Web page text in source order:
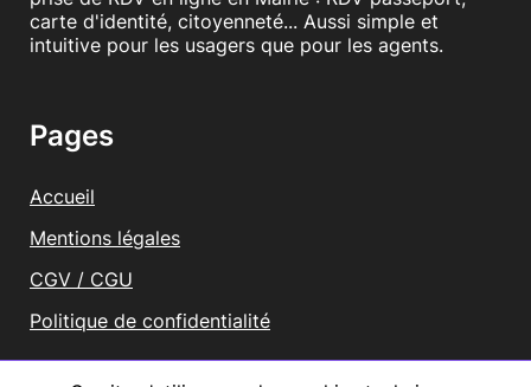
carte d'identité, citoyenneté... Aussi simple et
intuitive pour les usagers que pour les agents.
Pages
Accueil
Mentions légales
CGV / CGU
Politique de confidentialité